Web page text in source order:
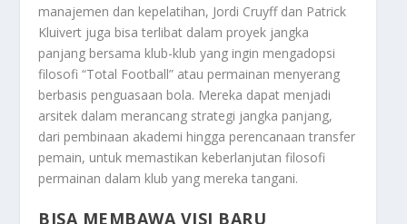
manajemen dan kepelatihan, Jordi Cruyff dan Patrick
Kluivert juga bisa terlibat dalam proyek jangka
panjang bersama klub-klub yang ingin mengadopsi
filosofi “Total Football” atau permainan menyerang
berbasis penguasaan bola. Mereka dapat menjadi
arsitek dalam merancang strategi jangka panjang,
dari pembinaan akademi hingga perencanaan transfer
pemain, untuk memastikan keberlanjutan filosofi
permainan dalam klub yang mereka tangani.
BISA MEMBAWA VISI BARU